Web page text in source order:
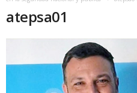
atepsa01